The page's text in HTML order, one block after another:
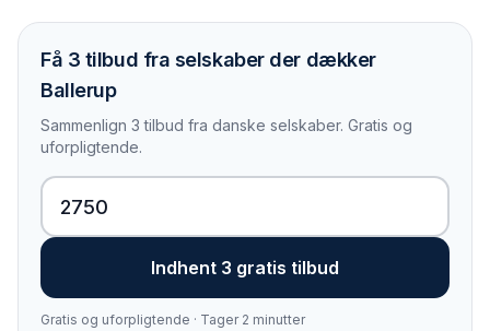
Få 3 tilbud fra selskaber der dækker
Ballerup
Sammenlign 3 tilbud fra danske selskaber. Gratis og
uforpligtende.
Indhent 3 gratis tilbud
Gratis og uforpligtende · Tager 2 minutter